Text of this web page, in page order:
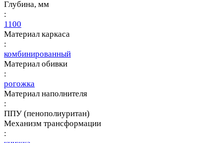
Глубина, мм
:
1100
Материал каркаса
:
комбинированный
Материал обивки
:
рогожка
Материал наполнителя
:
ППУ (пенополиуритан)
Механизм трансформации
: